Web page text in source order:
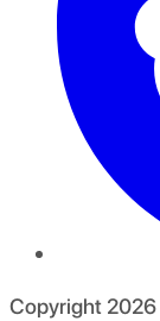
Copyright 2026